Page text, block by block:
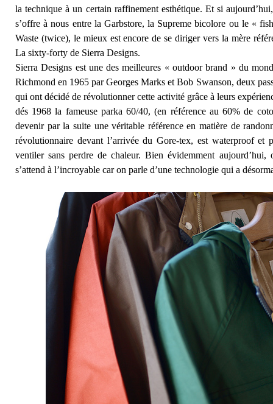
la technique à un certain raffinement esthétique. Et si
s’offre à nous entre la Garbstore, la Supreme bicolore ou le «
Waste (twice), le mieux est encore de se diriger vers la mère
La sixty-forty de Sierra Designs.
Sierra Designs est une des meilleures « outdoor brand » du
Richmond en 1965 par Georges Marks et Bob Swanson, deux
qui ont décidé de révolutionner cette activité grâce à leurs
dés 1968 la fameuse parka 60/40, (en référence au 60% de
devenir par la suite une véritable référence en matière de
révolutionnaire devant l’arrivée du Gore-tex, est waterproof et
ventiler sans perdre de chaleur. Bien évidemment aujourd’hui,
s’attend à l’incroyable car on parle d’une technologie qui a